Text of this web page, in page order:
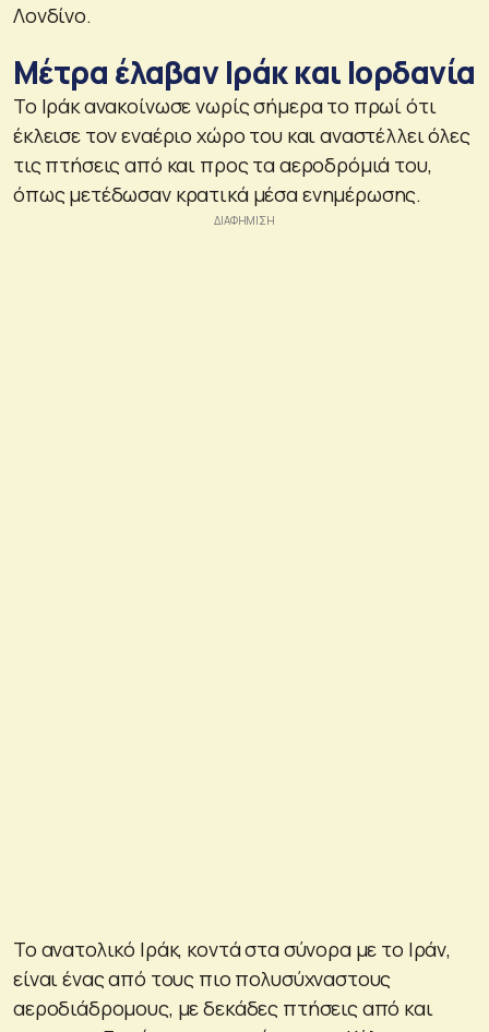
Λονδίνο.
Μέτρα έλαβαν Ιράκ και Ιορδανία
Το Ιράκ ανακοίνωσε νωρίς σήμερα το πρωί ότι
έκλεισε τον εναέριο χώρο του και αναστέλλει όλες
τις πτήσεις από και προς τα αεροδρόμιά του,
όπως μετέδωσαν κρατικά μέσα ενημέρωσης.
Το ανατολικό Ιράκ, κοντά στα σύνορα με το Ιράν,
είναι ένας από τους πιο πολυσύχναστους
αεροδιάδρομους, με δεκάδες πτήσεις από και